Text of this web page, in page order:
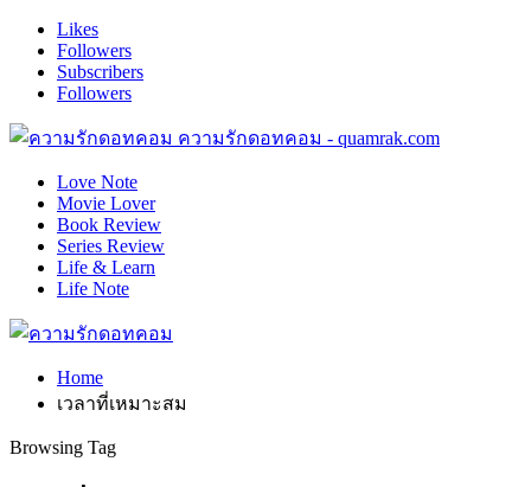
Likes
Followers
Subscribers
Followers
ความรักดอทคอม - quamrak.com
Love Note
Movie Lover
Book Review
Series Review
Life & Learn
Life Note
Home
เวลาที่เหมาะสม
Browsing Tag